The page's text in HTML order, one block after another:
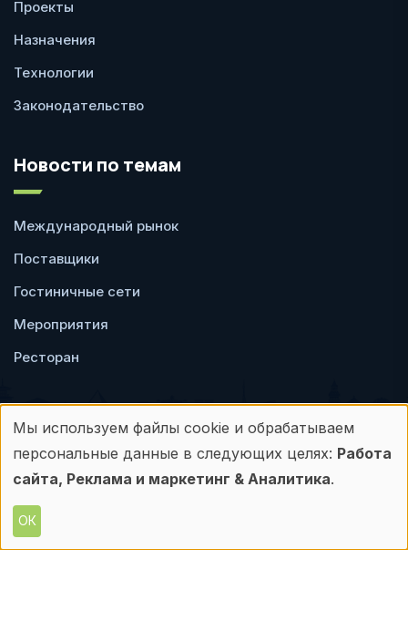
Проекты
Назначения
Технологии
Законодательство
Новости по темам
Международный рынок
Поставщики
Гостиничные сети
Мероприятия
Ресторан
Пользовательское
соглашение
Политика
конфиденциальности
Любое использование материалов с данного
Использование
персональных
данных
и
Мы используем файлы cookie и обрабатываем
персональные данные в следующих целях: Работа
сайта, Реклама и маркетинг & Аналитика.
ОК